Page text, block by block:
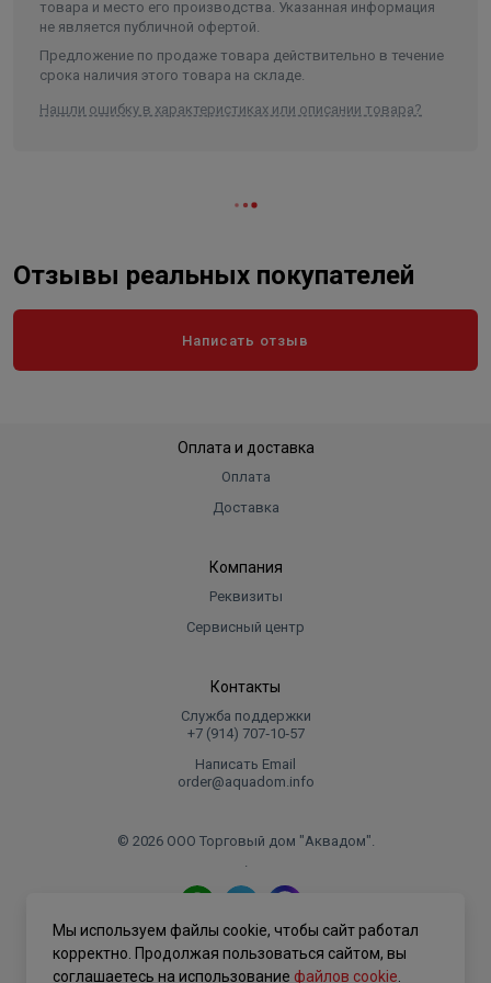
товара и место его производства. Указанная информация
не является публичной офертой.
Предложение по продаже товара действительно в течение
срока наличия этого товара на складе.
Нашли ошибку в характеристиках или описании товара?
Отзывы реальных покупателей
Написать отзыв
Оплата и доставка
Оплата
Доставка
Компания
Реквизиты
Сервисный центр
Контакты
Служба поддержки
+7 (914) 707‑10‑57
Написать Email
order@aquadom.info
© 2026 ООО Торговый дом "Аквадом".
.
Политика конфиденциальности
Мы используем файлы cookie, чтобы сайт работал
корректно. Продолжая пользоваться сайтом, вы
соглашаетесь на использование файлов cookie